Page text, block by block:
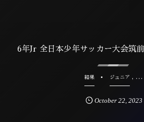
6年Jr 全日本少年サッカー大会筑
結果 ジュニア , …
October 22 ,2023